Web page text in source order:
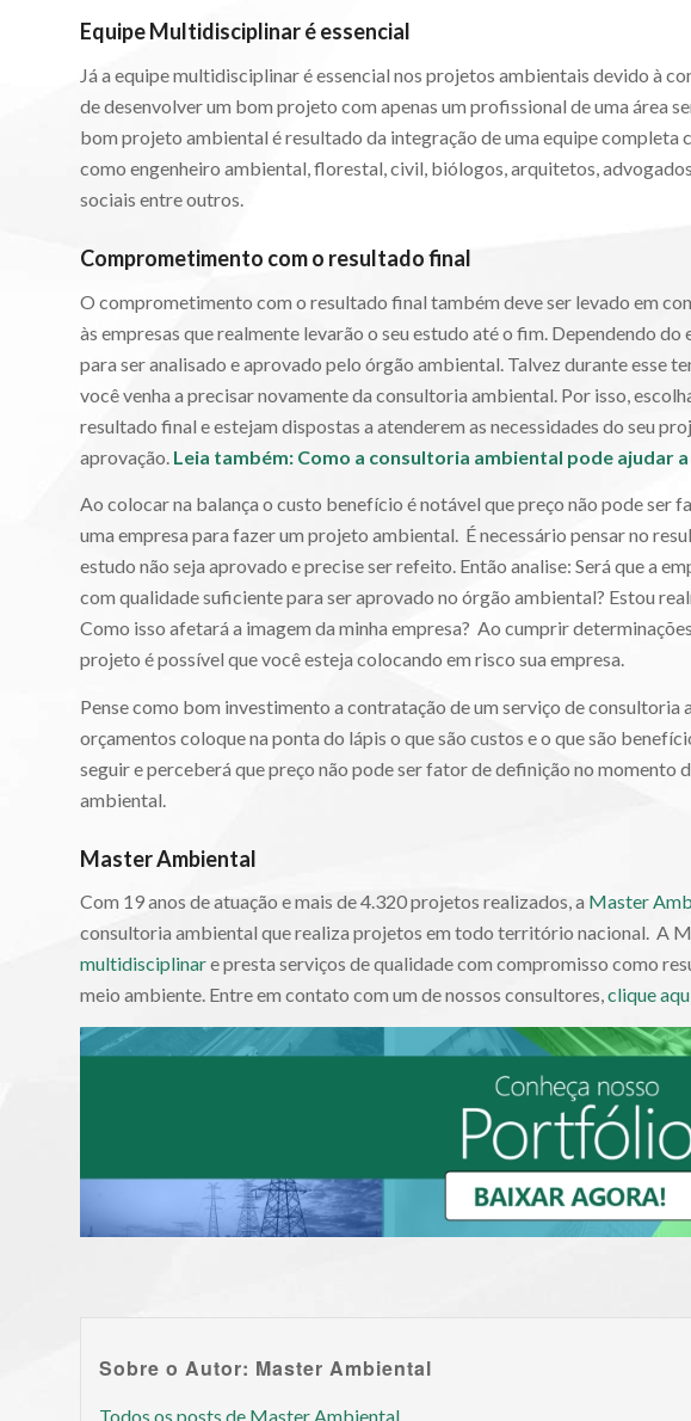
Equipe Multidisciplinar é essencial
Já a equipe multidisciplinar é essencial nos projetos ambientais devido à
de desenvolver um bom projeto com apenas um profissional de uma área
bom projeto ambiental é resultado da integração de uma equipe
como engenheiro ambiental, florestal, civil, biólogos, arquitetos,
sociais entre outros.
Comprometimento com o resultado final
O comprometimento com o resultado final também deve ser levado em
às empresas que realmente levarão o seu estudo até o fim. Dependendo
para ser analisado e aprovado pelo órgão ambiental. Talvez durante esse
você venha a precisar novamente da consultoria ambiental. Por isso,
resultado final e estejam dispostas a atenderem as necessidades do seu
aprovação. Leia também: Como a consultoria ambiental pode ajudar a
Ao colocar na balança o custo benefício é notável que preço não pode
uma empresa para fazer um projeto ambiental. É necessário pensar no
estudo não seja aprovado e precise ser refeito. Então analise: Será que a
com qualidade suficiente para ser aprovado no órgão ambiental? Estou
Como isso afetará a imagem da minha empresa? Ao cumprir
projeto é possível que você esteja colocando em risco sua empresa.
Pense como bom investimento a contratação de um serviço de
orçamentos coloque na ponta do lápis o que são custos e o que são
seguir e perceberá que preço não pode ser fator de definição no momento
ambiental.
Master Ambiental
Com 19 anos de atuação e mais de 4.320 projetos realizados, a Master
consultoria ambiental que realiza projetos em todo território nacional. A
multidisciplinare presta serviços de qualidade com compromisso como
meio ambiente. Entre em contato com um de nossos consultores,clique
Sobre o Autor: Master Ambiental
Todos os posts de Master Ambiental